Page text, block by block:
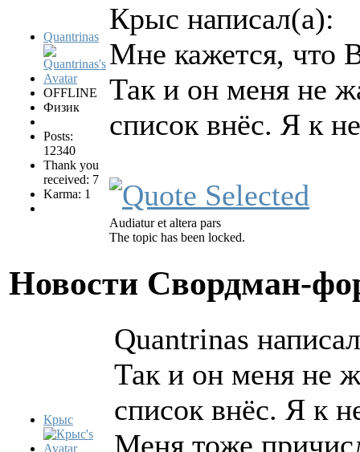
Quantrinas
OFFLINE
Физик
Posts:
12340
Thank you
received: 7
Karma: 1
Крыс написал(а):
Мне кажется, что
Так и он меня не
список внёс. Я к
Audiatur et altera pars
The topic has been locked.
Новости Свордман-
Крыс
Quantrinas
Так и он меня не
список внёс. Я к
Меня тоже